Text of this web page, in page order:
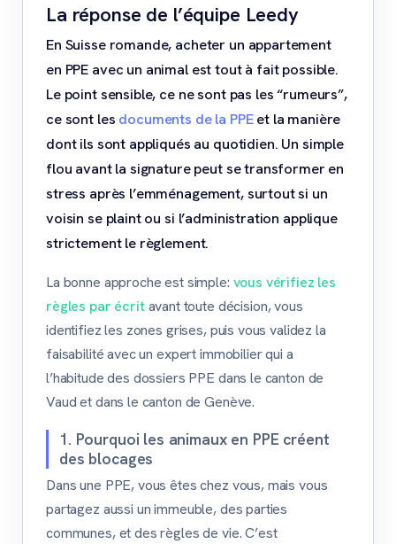
La réponse de l’équipe Leedy
En Suisse romande, acheter un appartement
en PPE avec un animal est tout à fait possible.
Le point sensible, ce ne sont pas les “rumeurs”,
ce sont les documents de la PPEet la manière
dont ils sont appliqués au quotidien. Un simple
flou avant la signature peut se transformer en
stress après l’emménagement, surtout si un
voisin se plaint ou si l’administration applique
strictement le règlement.
La bonne approche est simple: vous vérifiez les
règles par écritavant toute décision, vous
identifiez les zones grises, puis vous validez la
faisabilité avec un expert immobilier qui a
l’habitude des dossiers PPE dans le canton de
Vaud et dans le canton de Genève.
1. Pourquoi les animaux en PPE créent
des blocages
Dans une PPE, vous êtes chez vous, mais vous
partagez aussi un immeuble, des parties
communes, et des règles de vie. C’est